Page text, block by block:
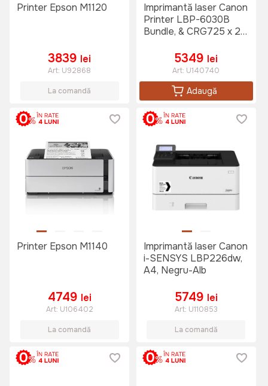
Printer Epson M1120
3839 lei
Art: U92868
La comandă
Imprimantă laser Canon
Printer LBP-6030B
Bundle, & CRG725 x 2
5349 lei
Art: U140740
Adaugă
Printer Epson M1140
4749 lei
Art: U106402
La comandă
Imprimantă laser Canon
i-SENSYS LBP226dw,
A4, Negru-Alb
5749 lei
Art: U110853
La comandă